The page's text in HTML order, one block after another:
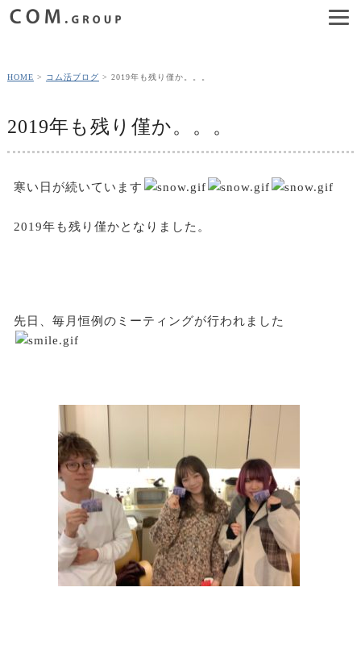
HOME コム活ブログ 2019年も残り僅か。。。
2019年も残り僅か。。。
寒い日が続いています
2019年も残り僅かとなりました。
先日、毎月恒例のミーティングが行われました